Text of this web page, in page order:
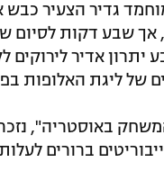
גדיר הצעיר
אך שבע דקות לסיום
יתרון אדיר לירוקים
של ליגת האלופות
באוסטריה",
ברורים